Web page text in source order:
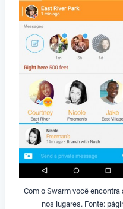
Com o Swarm você
nos lugares. Fonte: